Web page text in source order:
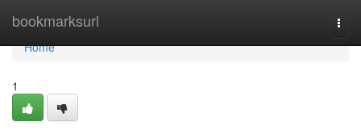
bookmarksurl
Home
Home
1